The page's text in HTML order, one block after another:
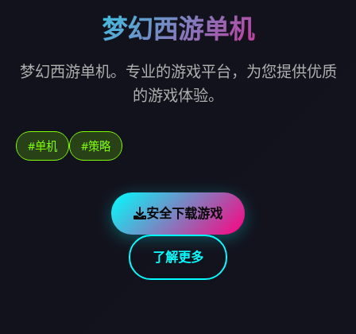
梦幻西游单机
梦幻西游单机。专业的游戏平台，为您提供优质
的游戏体验。
#单机 #策略
安全下载游戏
了解更多